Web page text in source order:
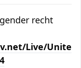
recht
Live/Unite